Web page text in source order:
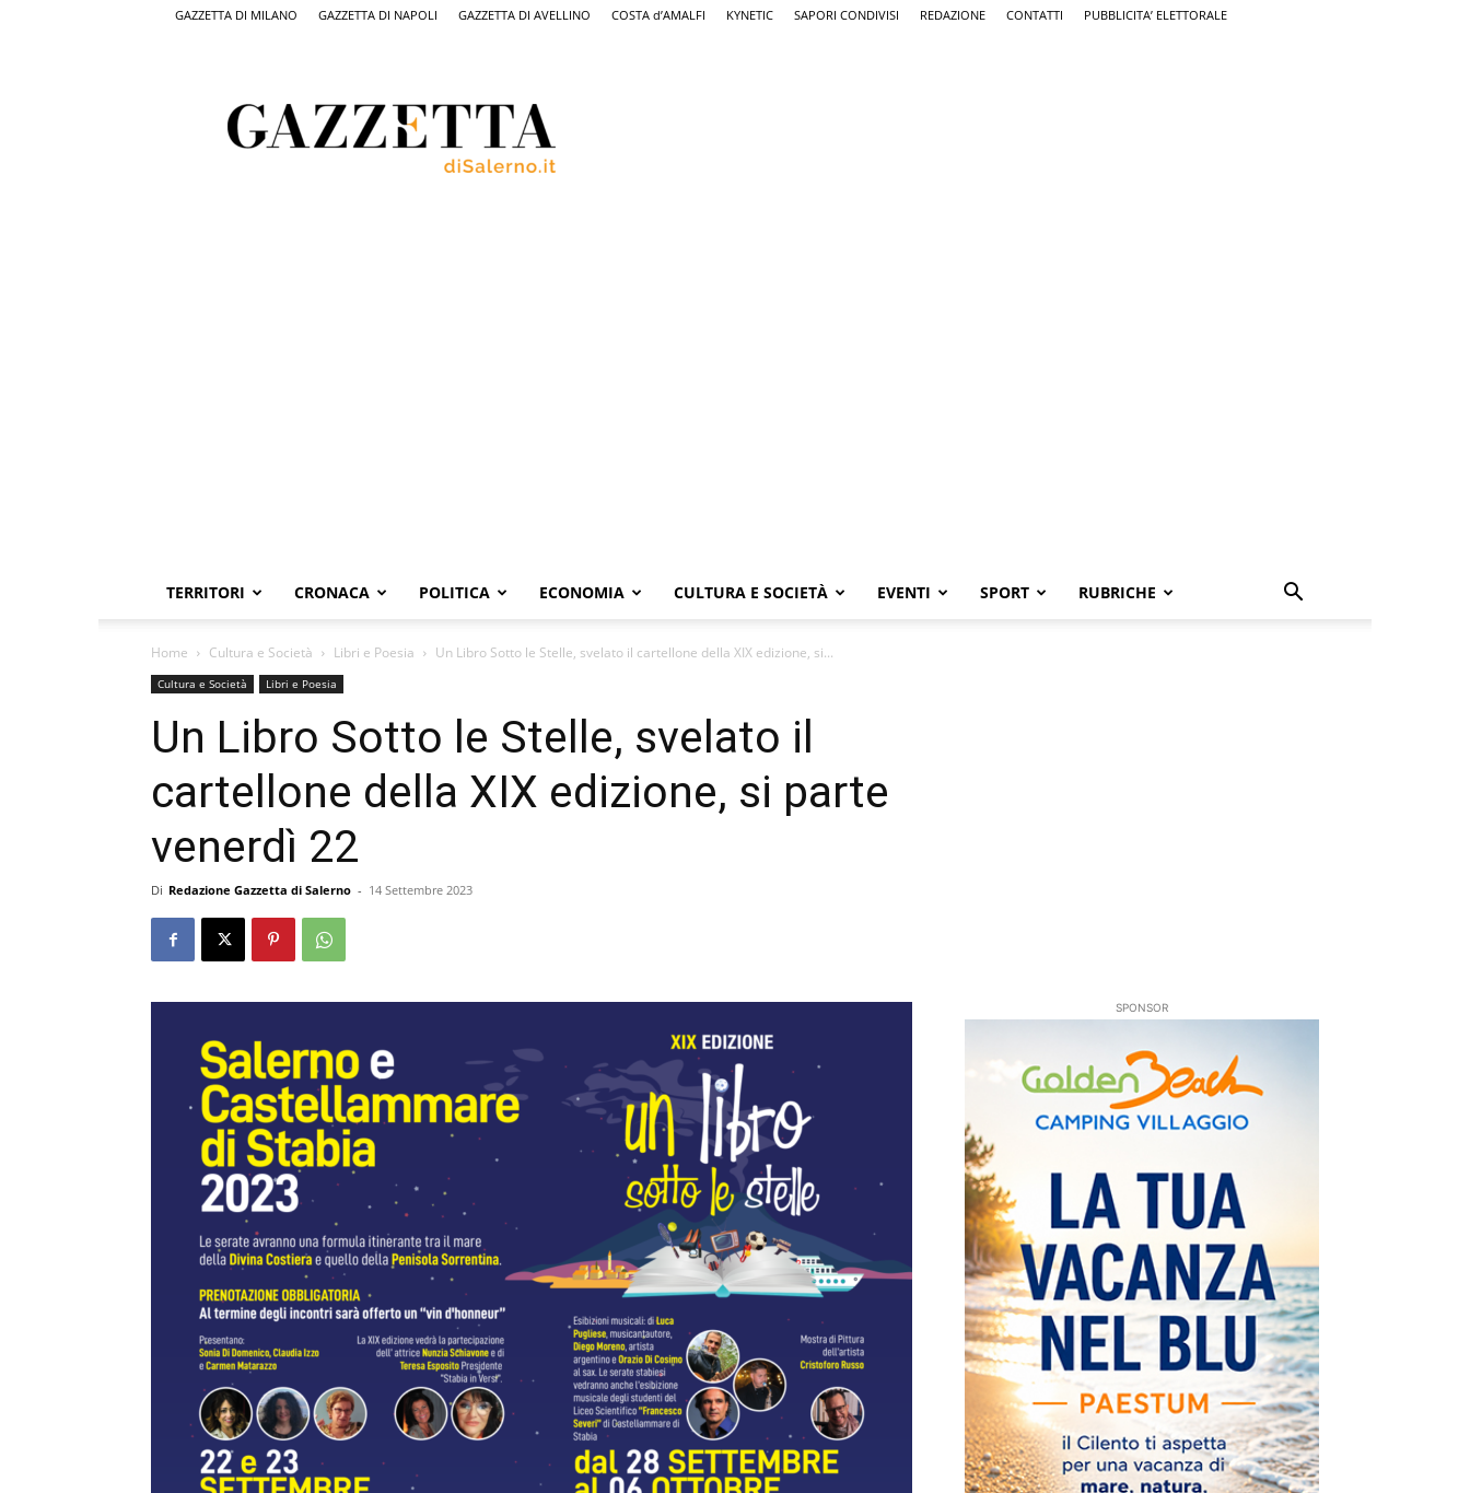
GAZZETTA DI MILANO GAZZETTA DI NAPOLI GAZZETTA DI AVELLINO COSTA d’AMALFI KYNETIC SAPORI CONDIVISI REDAZIONE CONTATTI PUBBLICITA’ ELETTORALE
Salerno,
il
quotidiano
TERRITORI CRONACA POLITICA ECONOMIA CULTURA E SOCIETÀ EVENTI SPORT RUBRICHE
Home Cultura e Società Libri e Poesia Un Libro Sotto le Stelle, svelato il cartellone della XIX edizione, si...
Cultura e Società Libri e Poesia
Un Libro Sotto le Stelle, svelato il
cartellone della XIX edizione, si parte
venerdì 22
Di Redazione Gazzetta di Salerno - 14 Settembre 2023
SPONSOR